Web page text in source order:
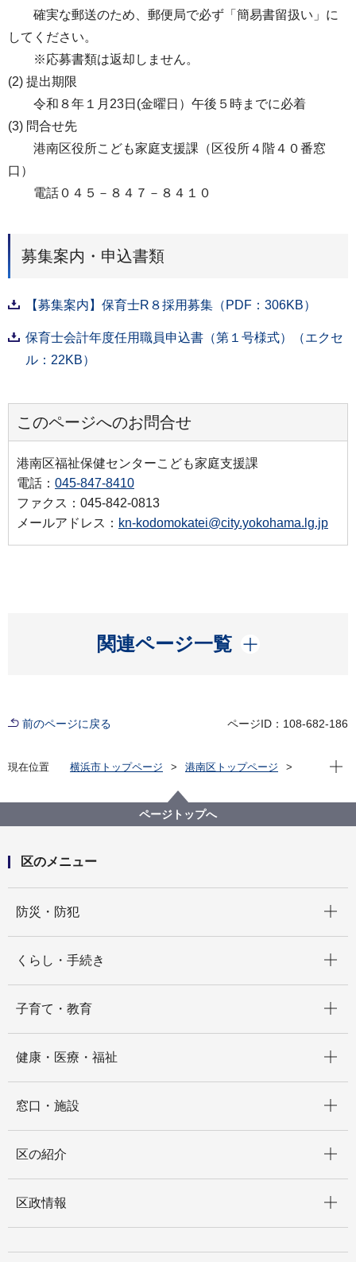
確実な郵送のため、郵便局で必ず「簡易書留扱い」に
してください。
※応募書類は返却しません。
(2) 提出期限
令和８年１月23日(金曜日）午後５時までに必着
(3) 問合せ先
港南区役所こども家庭支援課（区役所４階４０番窓
口）
電話０４５－８４７－８４１０
募集案内・申込書類
【募集案内】保育士R８採用募集（PDF：306KB）
保育士会計年度任用職員申込書（第１号様式）（エクセ
ル：22KB）
このページへのお問合せ
港南区福祉保健センターこども家庭支援課
電話： 045-847-8410
ファクス：045-842-0813
メールアドレス： kn-kodomokatei@city.yokohama.lg.jp
関連ページ一覧
開く
前のページに戻る ページID：108-682-186
現在位置 横浜市トップページ
港南区トップページ
【港南区】会計年度任用職員（保育所保育士（保育担
当）月額職）募集（令和８年４月１日採用）
現在
ページトップへ
区のメニュー
防災・防犯
くらし・手続き
子育て・教育
健康・医療・福祉
窓口・施設
区の紹介
区政情報